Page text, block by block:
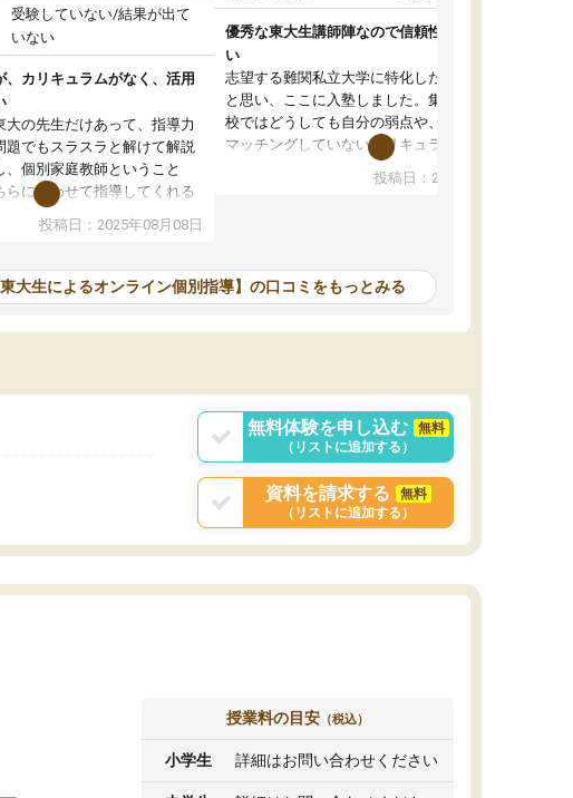
受験していない/結果が出て
いない
、カリキュラムがなく、活用
大の先生だけあって、指導力
題でもスラスラと解けて解説
、個別家庭教師ということ
らに合わせて指導してくれる
カリキュラムがない。当方
学習をするため、学校の教科
時間の時間を使って進められる
り、それであれば自学自習で
の仕方が分からず辞めること
投稿日：2025年08月08日
優秀な東大生講師陣なので信頼性や安心感が高
い
志望する難関私立大学に特化した準備をしたい
と思い、ここに入塾しました。集団指導の予備
校ではどうしても自分の弱点や、志望校対策に
マッチングしていないカリキュラムに不安を感
また受験のノウハウを蓄積している優秀な東大
ツーマン指導によって、自分の志望校にふさわ
しいオリジナルのカリキュラムを提案してくれ
と感じました。
投稿日：2024年02月19日
東大生によるオンライン個別指導】の口コミをもっとみる
無料体験を申し込む
無料
（リストに追加する）
資料を請求する
無料
（リストに追加する）
授業料の目安 （税込）
小学生 詳細はお問い合わせください